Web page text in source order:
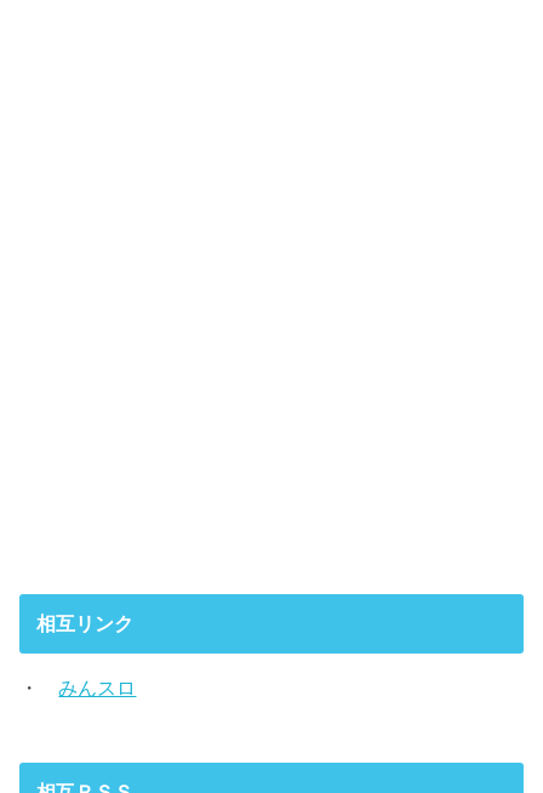
相互リンク
・みんスロ